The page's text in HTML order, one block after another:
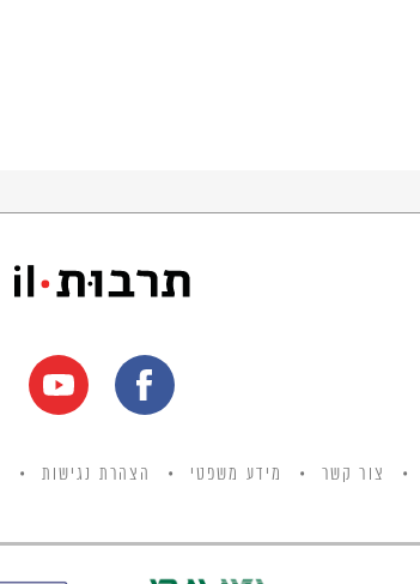
צור קשר מידע משפטי הצהרת נגישות